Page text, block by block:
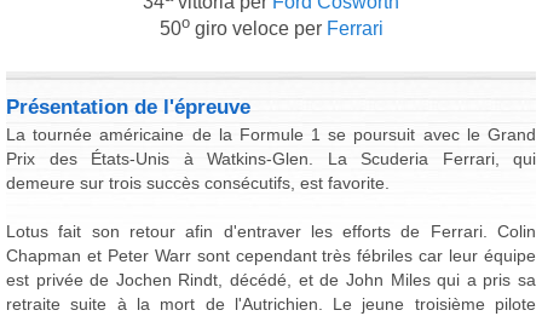
50ogiro veloce per Ferrari
Présentation de l'épreuve
La tournée américaine de la Formule 1 se poursuit avec le Grand
Prix des États-Unis à Watkins-Glen. La Scuderia Ferrari, qui
demeure sur trois succès consécutifs, est favorite.
Lotus fait son retour afin d'entraver les efforts de Ferrari. Colin
Chapman et Peter Warr sont cependant très fébriles car leur équipe
est privée de Jochen Rindt, décédé, et de John Miles qui a pris sa
retraite suite à la mort de l'Autrichien. Le jeune troisième pilote